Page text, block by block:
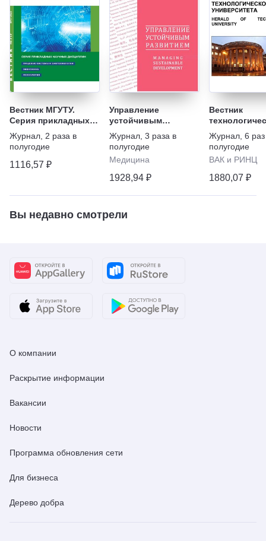
Вестник МГУТУ.
Серия прикладных
научных дисциплин
Журнал 2 раза в
полугодие
1116,57 ₽
Управление
устойчивым
развитием
Журнал 3 раза в
полугодие
Медицина
1928,94 ₽
Вестник
Журнал 6
полугодие
ВАК и РИНЦ
1880,07 ₽
Вы недавно смотрели
О компании
Раскрытие информации
Вакансии
Новости
Программа обновления сети
Для бизнеса
Дерево добра